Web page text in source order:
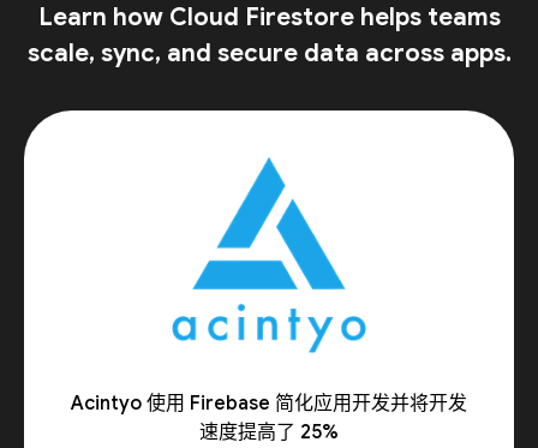
Learn how Cloud Firestore helps teams
scale, sync, and secure data across apps.
Acintyo 使用 Firebase 简化应用开发并将开发
速度提高了 25%